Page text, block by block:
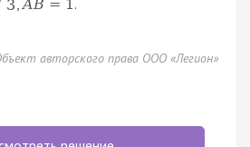
3 AB = 1
авторского права ООО «Легион»